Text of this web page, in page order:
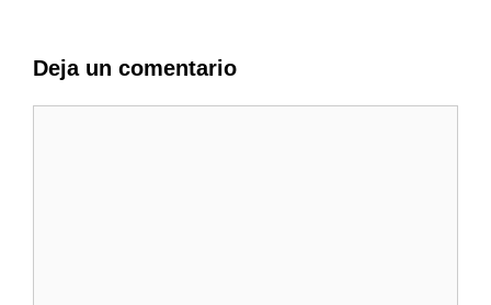
Deja un comentario